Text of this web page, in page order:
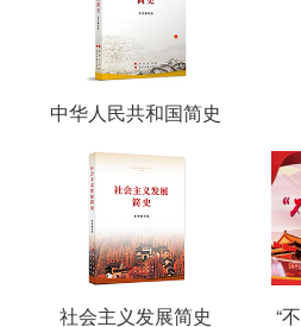
中华人民共和国简史
社会主义发展简史
“